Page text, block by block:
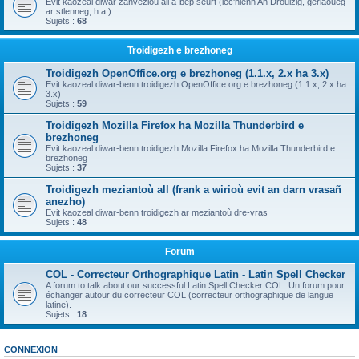
ar stlenneg, h.a.)
Sujets : 68
Troidigezh e brezhoneg
Troidigezh OpenOffice.org e brezhoneg (1.1.x, 2.x ha 3.x)
Evit kaozeal diwar-benn troidigezh OpenOffice.org e brezhoneg (1.1.x, 2.x ha
3.x)
Sujets : 59
Troidigezh Mozilla Firefox ha Mozilla Thunderbird e
brezhoneg
Evit kaozeal diwar-benn troidigezh Mozilla Firefox ha Mozilla Thunderbird e
brezhoneg
Sujets : 37
Troidigezh meziantoù all (frank a wirioù evit an darn vrasañ
anezho)
Evit kaozeal diwar-benn troidigezh ar meziantoù dre-vras
Sujets : 48
Forum
COL - Correcteur Orthographique Latin - Latin Spell Checker
A forum to talk about our successful Latin Spell Checker COL. Un forum pour
échanger autour du correcteur COL (correcteur orthographique de langue
latine).
Sujets : 18
CONNEXION